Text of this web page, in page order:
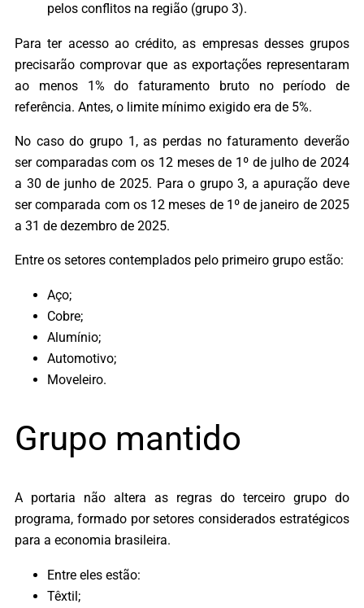
pelos conflitos na região (grupo 3).
Para ter acesso ao crédito, as empresas desses grupos
precisarão comprovar que as exportações representaram
ao menos 1% do faturamento bruto no período de
referência. Antes, o limite mínimo exigido era de 5%.
No caso do grupo 1, as perdas no faturamento deverão
ser comparadas com os 12 meses de 1º de julho de 2024
a 30 de junho de 2025. Para o grupo 3, a apuração deve
ser comparada com os 12 meses de 1º de janeiro de 2025
a 31 de dezembro de 2025.
Entre os setores contemplados pelo primeiro grupo estão:
Aço;
Cobre;
Alumínio;
Automotivo;
Moveleiro.
Grupo mantido
A portaria não altera as regras do terceiro grupo do
programa, formado por setores considerados estratégicos
para a economia brasileira.
Entre eles estão:
Têxtil;